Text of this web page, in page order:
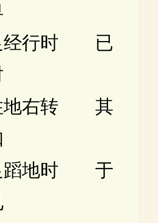
行时 已
右转 其
地时 于